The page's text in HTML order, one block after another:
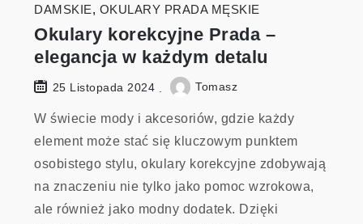
DAMSKIE, OKULARY PRADA MĘSKIE
Okulary korekcyjne Prada –
elegancja w każdym detalu
25 Listopada 2024 Tomasz
W świecie mody i akcesoriów, gdzie każdy
element może stać się kluczowym punktem
osobistego stylu, okulary korekcyjne zdobywają
na znaczeniu nie tylko jako pomoc wzrokowa,
ale również jako modny dodatek. Dzięki